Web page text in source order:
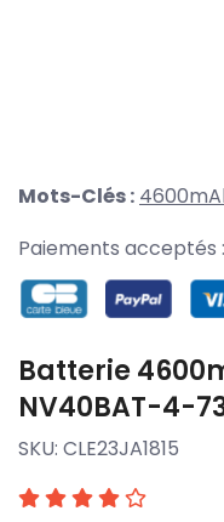
Mots-Clés :
Paiements acceptés :
Batterie
NV40BAT-4-
SKU: CLE23JA1815